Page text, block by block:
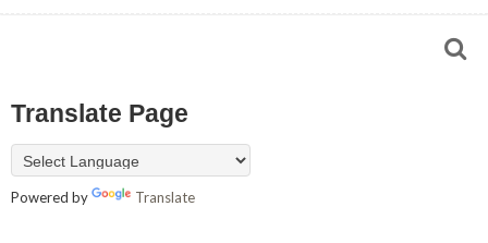
Translate Page
Powered by Translate